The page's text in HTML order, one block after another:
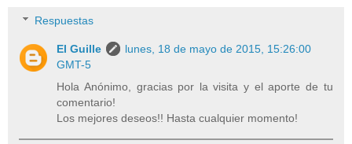
Respuestas
El Guille
lunes, 18 de mayo de 2015, 15:26:00
GMT-5
Hola Anónimo, gracias por la visita y el aporte de tu
comentario!
Los mejores deseos!! Hasta cualquier momento!